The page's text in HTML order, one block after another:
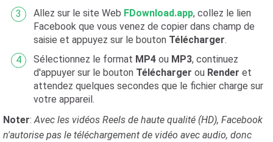
Allez sur le site Web FDownload.app, collez le lien
Facebook que vous venez de copier dans champ de
saisie et appuyez sur le bouton Télécharger.
Sélectionnez le format MP4 ou MP3, continuez
d'appuyer sur le bouton Télécharger ou Render et
attendez quelques secondes que le fichier charge sur
votre appareil.
Noter:Avec les vidéos Reels de haute qualité (HD), Facebook
n'autorise pas le téléchargement de vidéo avec audio, donc